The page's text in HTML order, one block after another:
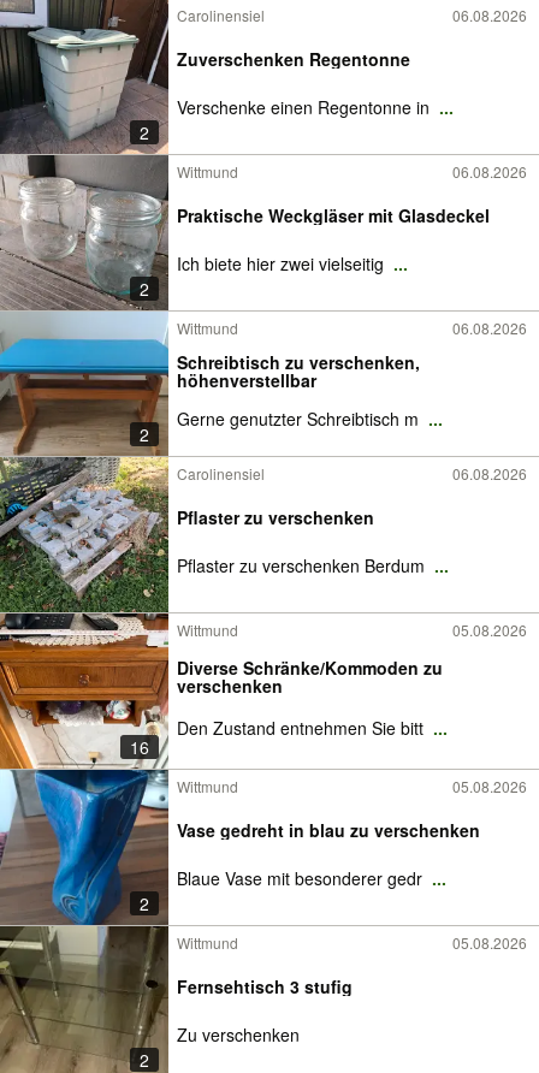
2
Carolinensiel 06.08.2026
Zuverschenken Regentonne
Verschenke einen Regentonne in ...
2
Wittmund 06.08.2026
Praktische Weckgläser mit Glasdeckel
Ich biete hier zwei vielseitig ...
2
Wittmund 06.08.2026
Schreibtisch zu verschenken,
höhenverstellbar
Gerne genutzter Schreibtisch m ...
Carolinensiel 06.08.2026
Pflaster zu verschenken
Pflaster zu verschenken Berdum ...
16
Wittmund 05.08.2026
Diverse Schränke/Kommoden zu
verschenken
Den Zustand entnehmen Sie bitt ...
2
Wittmund 05.08.2026
Vase gedreht in blau zu verschenken
Blaue Vase mit besonderer gedr ...
2
Wittmund 05.08.2026
Fernsehtisch 3 stufig
Zu verschenken